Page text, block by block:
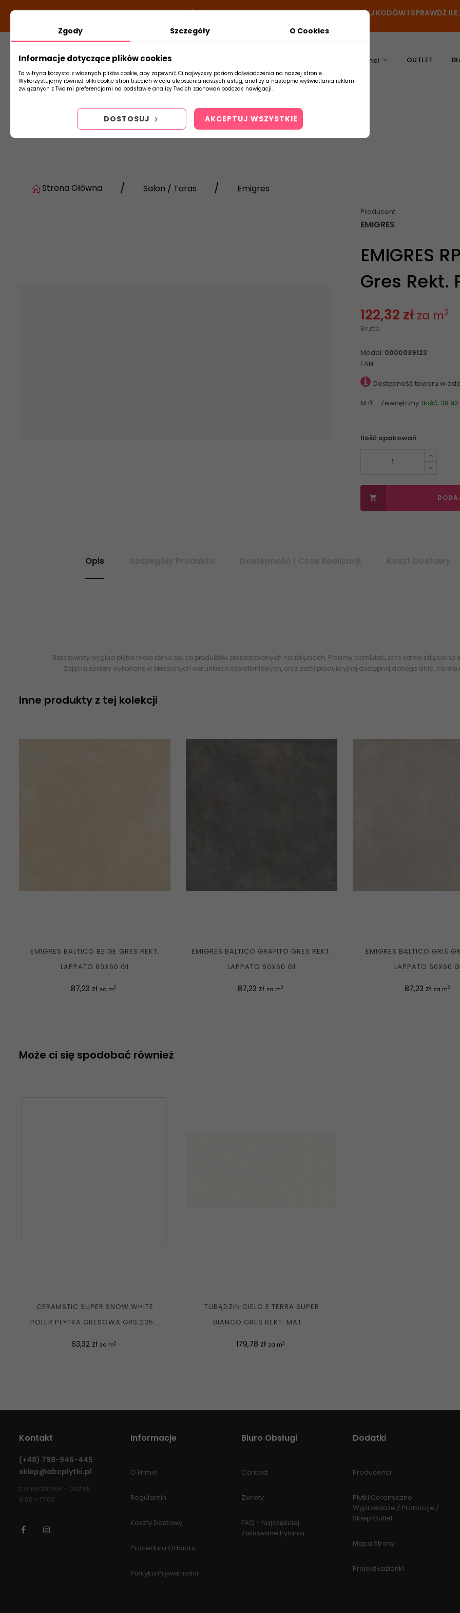
DODATKOWY RABAT Z KODEM:NEWLOOK26/TUBADZIN- DODAJ PRODUKT DO KOSZYKA, UŻYJ KODÓW I SPRAWDŹ
Płytki Producenci OUTLET
Strona Główna Salon / Taras Emigres
Producent
EMIGRES
EMIGRES
Gres Rekt.
122,32 zł za m2
Brutto
Model: 0000039123
EAN:
Dostępność towaru w
M ③ - Zewnętrzny Ilość:
Ilość opakowań

Opis
Rzeczywisty wygląd płytek może różnić się od produktów prezentowanych na zdjęciach. Prosimy pamiętać, że to samo zdjęcie
Zdjęcia zostały wykonane w określonych warunkach oświetleniowych, oraz partii produkcyjnej dostępnej danego dnia, co
Inne produkty z tej kolekcji
EMIGRES BALTICO BEIGE GRES REKT.
LAPPATO 60X60 G1
Cena
87,23 zł za m2
EMIGRES BALTICO GRAFITO GRES REKT.
LAPPATO 60X60 G1
Cena
87,23 zł za m2
EMIGRES BALTICO GRIS
LAPPATO 60X60
Cena
87,23 zł za m2
Może ci się spodobać również
CERAMSTIC SUPER SNOW WHITE
POLER PŁYTKA GRESOWA GRS.235...
Cena
63,32 zł za m2
TUBĄDZIN CIELO E TERRA SUPER
BIANCO GRES REKT. MAT....
Cena
179,78 zł za m2
Kontakt
(+48) 798-946-445
sklep@abcplytki.pl
poniedziałek - piątek
8:00 - 17:00
Facebook
Informacje
O Firmie
Regulamin
Koszty Dostawy
Procedura Odbioru
Polityka Prywatności
Biuro Obsługi
Contact
Zwroty
FAQ - Najczęściej
Zadawane Pytania
Dodatki
Producenci
Płytki Ceramiczne
Wyprzedaże / Promocje /
Sklep Outlet
Mapa Strony
Projekt Łazienki
Zgody Szczegóły O Cookies
Informacje dotyczące plików cookies
Ta witryna korzysta z własnych plików cookie, aby zapewnić Ci najwyższy poziom doświadczenia na naszej stronie .
Wykorzystujemy również pliki cookie stron trzecich w celu ulepszenia naszych usług, analizy a nastepnie wyświetlania reklam
związanych z Twoimi preferencjami na podstawie analizy Twoich zachowań podczas nawigacji.
DOSTOSUJ AKCEPTUJ WSZYSTKIE